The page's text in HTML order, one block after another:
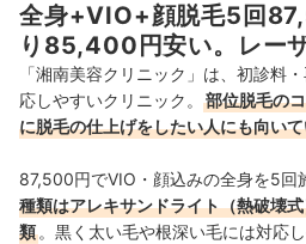
関西 24店舗
中国・四国 10店舗
九州・沖縄 14店舗
全身+VIO+顔脱毛5回
り85,400円安い。レー
「湘南美容クリニック」は、初診料
応しやすいクリニック。
部位脱毛の
に脱毛の仕上げをしたい人にも向い
87,500円でVIO・顔込みの全身を5回
種類はアレキサンドライト（熱破壊
類 。黒く太い毛や根深い毛には対応